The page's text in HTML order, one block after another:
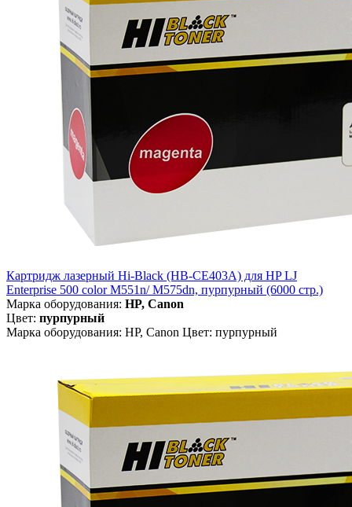
Картридж лазерный Hi-Black (HB-CE403A) для HP LJ
Enterprise 500 color M551n/ M575dn, пурпурный (6000 стр.)
Марка оборудования: HP, Canon
Цвет: пурпурный
Марка оборудования: HP, Canon Цвет: пурпурный